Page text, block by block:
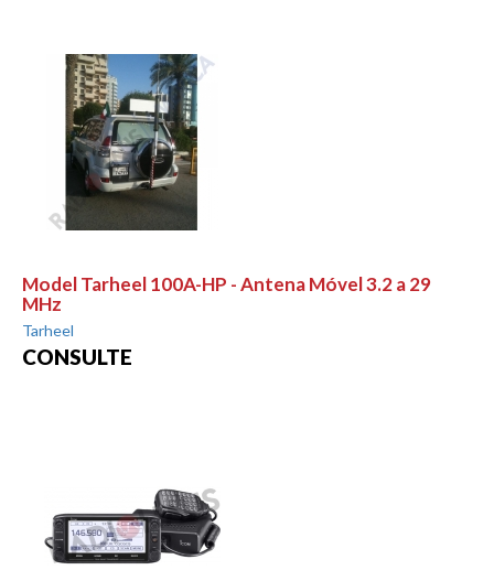
Model Tarheel 100A-HP - Antena Móvel 3.2 a 29
MHz
Tarheel
CONSULTE